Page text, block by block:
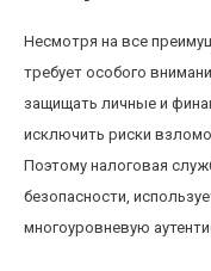
Несмотря на все
требует особого
защищать личные и
исключить риски
Поэтому налоговая
безопасности,
многоуровневую